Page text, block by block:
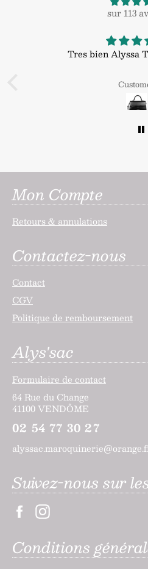
sur 113
Tres bien Alyssa
Mon Compte
Retours & annulations
Contactez-nous
Contact
CGV
Politique de remboursement
Alys'sac
Formulaire de contact
64 Rue du Change
41100 VENDÔME
02 54 77 30 27
Suivez-nous sur
Facebook
Conditions